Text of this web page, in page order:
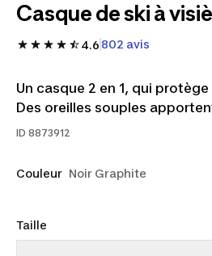
Casque de ski à
4.6 802 avis
Un casque 2 en 1, qui
Des oreilles souples
ID 8873912
Couleur Noir Graphite
Taille